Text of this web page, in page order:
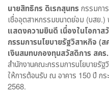
นายสิทธิกร ดิเรกสุนทรกรรมกา
เชื่ออุตสาหกรรมขนาดย่อม (บสย
แสดงความยินดี เนื่องในโอกา
กรรมการนโยบายรัฐวิสาหกิจ (
เงินสมทบกองทุนสวัสดิการ สคร.
สำนักงานคณะกรรมการนโยบายรั
ให้การต้อนรับ ณ อาคาร 150 ปี ก
2568.